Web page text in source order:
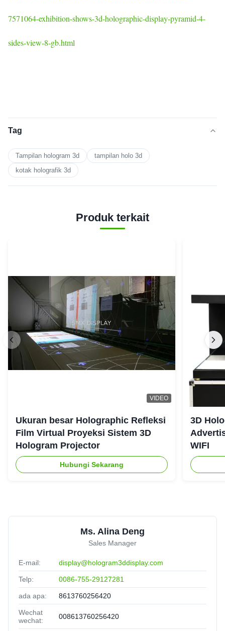
7571064-exhibition-shows-3d-holographic-display-pyramid-4-
sides-view-8-gb.html
Tag
Tampilan hologram 3d
tampilan holo 3d
kotak holografik 3d
Produk terkait
VIDEO
Ukuran besar Holographic Refleksi
Film Virtual Proyeksi Sistem 3D
Hologram Projector
Hubungi Sekarang
3D
WIFI
Ms. Alina Deng
Sales Manager
E-mail: display@hologram3ddisplay.com
Telp: 0086-755-29127281
ada apa: 8613760256420
Wechat
wechat:
008613760256420